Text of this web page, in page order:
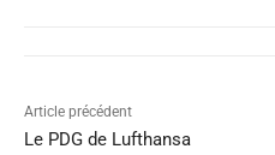
Article précédent
Le PDG de Lufthansa